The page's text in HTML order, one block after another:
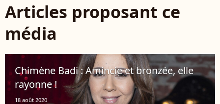
Articles proposant ce
média
Chimène Badi : Amincie et bronzée, elle
rayonne !
18 août 2020